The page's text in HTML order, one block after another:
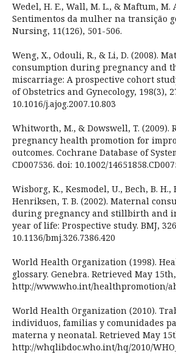
Wedel, H. E., Wall, M. L., & Maftum, M.
Sentimentos da mulher na transição
Nursing, 11(126), 501-506.
Weng, X., Odouli, R., & Li, D. (2008).
consumption during pregnancy and
miscarriage: A prospective cohort
of Obstetrics and Gynecology, 198(3),
10.1016/j.ajog.2007.10.803
Whitworth, M., & Dowswell, T. (2009).
pregnancy health promotion for
outcomes. Cochrane Database of
CD007536. doi: 10.1002/
Wisborg, K., Kesmodel, U., Bech, B. H.,
Henriksen, T. B. (2002). Maternal
during pregnancy and stillbirth and
year of life: Prospective study. BMJ,
10.1136/bmj.326.7386.420
World Health Organization (1998).
glossary. Genebra. Retrieved May
http://www.who.int/healthpromotion/
World Health Organization (2010).
individuos, familias y comunidades
materna y neonatal. Retrieved May
http://whqlibdoc.who.int/hq/2010/